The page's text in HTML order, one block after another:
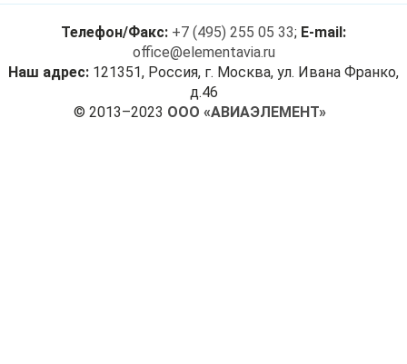
Телефон/Факс: +7 (495) 255 05 33; E-mail:
office@elementavia.ru
Наш адрес: 121351, Россия, г. Москва, ул. Ивана Франко,
д.46
© 2013–2023 ООО «АВИАЭЛЕМЕНТ»